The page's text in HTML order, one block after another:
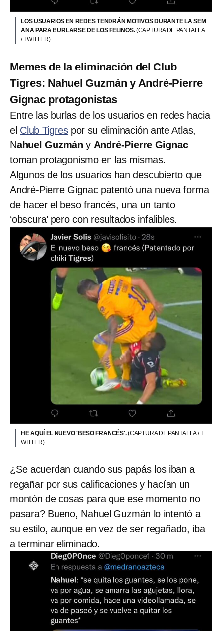
LOS USUARIOS EN REDES TENDRÁN MOTIVOS DURANTE LA SEM
ANA PARA BURLARSE DE LOS FELINOS.(CAPTURA DE PANTALLA
/ TWITTER)
Memes de la eliminación del Club
Tigres: Nahuel Guzmán y André-Pierre
Gignac protagonistas
Entre las burlas de los usuarios en redes hacia
el Club Tigrespor su eliminación ante Atlas,
Nahuel Guzmán y André-Pierre Gignac
toman protagonismo en las mismas.
Algunos de los usuarios han descubierto que
André-Pierre Gignac patentó una nueva forma
de hacer el beso francés, una un tanto
‘obscura’ pero con resultados infalibles.
HE AQUÍ EL NUEVO 'BESO FRANCÉS'.(CAPTURA DE PANTALLA / T
WITTER)
¿Se acuerdan cuando sus papás los iban a
regañar por sus calificaciones y hacían un
montón de cosas para que ese momento no
pasara? Bueno, Nahuel Guzmán lo intentó a
su estilo, aunque en vez de ser regañado, iba
a terminar eliminado.